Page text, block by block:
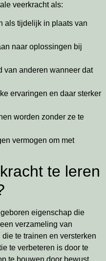
veerkracht als:
als tijdelijk in plaats van
naar oplossingen bij
van anderen wanneer dat
ervaringen en daar sterker
worden zonder ze te
vermogen om met
te leren
eigenschap die
verzameling van
te trainen en versterken
te verbeteren is door te